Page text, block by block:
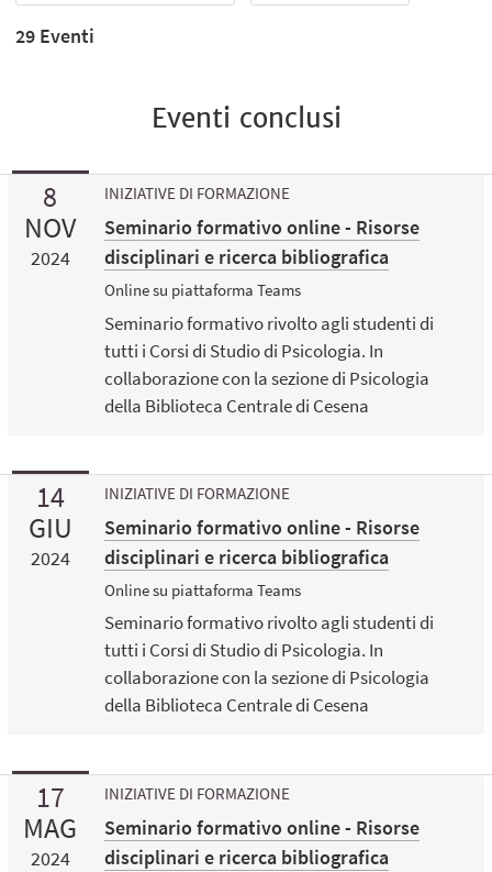
29 Eventi
Eventi conclusi
8
NOV
2024
INIZIATIVE DI FORMAZIONE
Seminario formativo online - Risorse
disciplinari e ricerca bibliografica
Online su piattaforma Teams
Seminario formativo rivolto agli studenti di
tutti i Corsi di Studio di Psicologia. In
collaborazione con la sezione di Psicologia
della Biblioteca Centrale di Cesena
14
GIU
2024
INIZIATIVE DI FORMAZIONE
Seminario formativo online - Risorse
disciplinari e ricerca bibliografica
Online su piattaforma Teams
Seminario formativo rivolto agli studenti di
tutti i Corsi di Studio di Psicologia. In
collaborazione con la sezione di Psicologia
della Biblioteca Centrale di Cesena
17
MAG
2024
INIZIATIVE DI FORMAZIONE
Seminario formativo online - Risorse
disciplinari e ricerca bibliografica